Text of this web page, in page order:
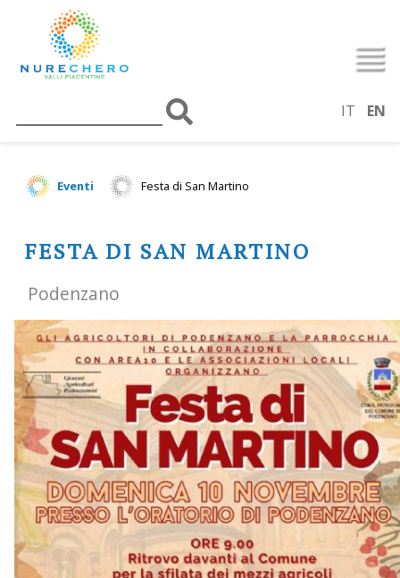
IT EN
Eventi Festa di San Martino
FESTA DI SAN MARTINO
Podenzano